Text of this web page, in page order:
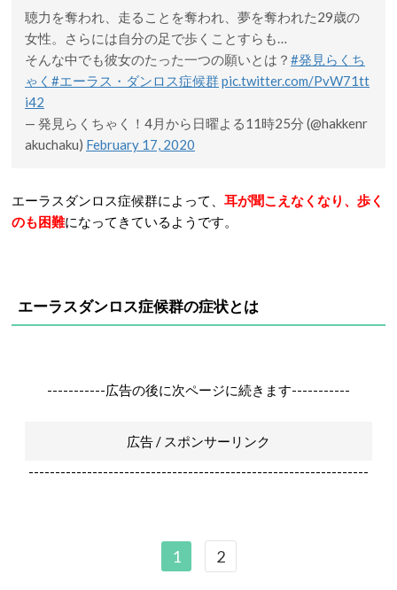
聴力を奪われ、走ることを奪われ、夢を奪われた29歳の
女性。さらには自分の足で歩くことすらも…
そんな中でも彼女のたった一つの願いとは？ #発見らくち
ゃく #エーラス・ダンロス症候群pic.twitter.com/PvW71tt
i42
— 発見らくちゃく！4月から日曜よる11時25分 (@hakkenr
akuchaku) February 17, 2020
エーラスダンロス症候群によって、 耳が聞こえなくなり、歩く
のも困難になってきているようです。
エーラスダンロス症候群の症状とは
-----------広告の後に次ページに続きます-----------
広告 / スポンサーリンク
----------------------------------------------------------------
1 2